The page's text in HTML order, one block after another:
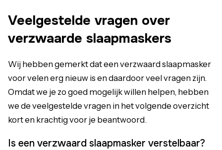
Veelgestelde vragen over
verzwaarde slaapmaskers
Wij hebben gemerkt dat een verzwaard slaapmasker
voor velen erg nieuw is en daardoor veel vragen zijn.
Omdat we je zo goed mogelijk willen helpen, hebben
we de veelgestelde vragen in het volgende overzicht
kort en krachtig voor je beantwoord.
Is een verzwaard slaapmasker verstelbaar?